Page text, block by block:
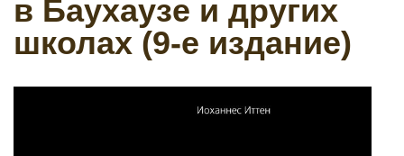
в Баухаузе и других
школах (9-е издание)